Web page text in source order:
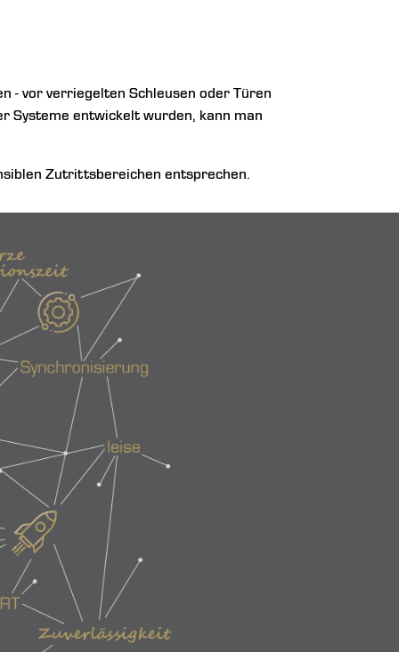
- vor verriegelten Schleusen oder Türen
Systeme entwickelt wurden, kann man
Zutrittsbereichen entsprechen.